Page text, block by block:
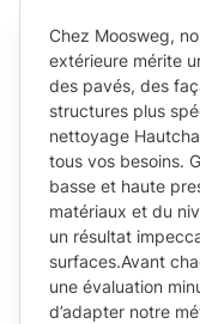
Chez Moosweg,
extérieure mérite
des pavés, des
structures plus
nettoyage
tous vos besoins.
basse et haute
matériaux et du
un résultat
surfaces.Avant
une évaluation
d’adapter notre